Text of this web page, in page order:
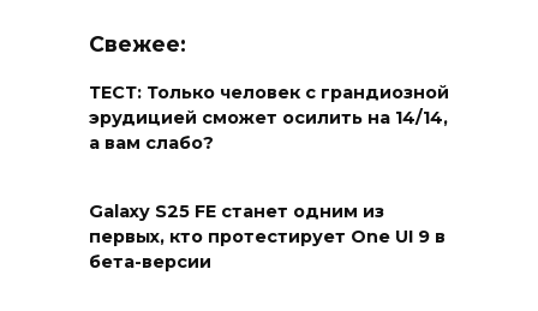
Свежее:
ТЕСТ: Только человек с грандиозной
эрудицией сможет осилить на 14/14,
а вам слабо?
Galaxy S25 FE станет одним из
первых, кто протестирует One UI 9 в
бета-версии